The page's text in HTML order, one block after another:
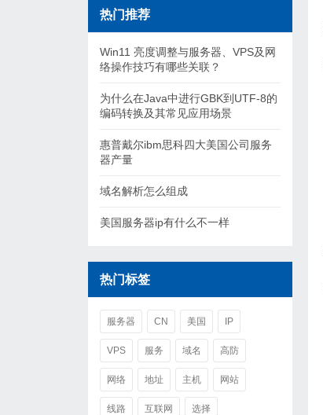
热门推荐
Win11 亮度调整与服务器、VPS及网
络操作技巧有哪些关联？
为什么在Java中进行GBK到UTF-8的
编码转换及其常见应用场景
惠普戴尔ibm思科四大美国公司服务
器产量
域名解析怎么组成
美国服务器ip有什么不一样
热门标签
服务器 CN 美国 IP
VPS 服务 域名 高防
网络 地址 主机 网站
线路 互联网 选择